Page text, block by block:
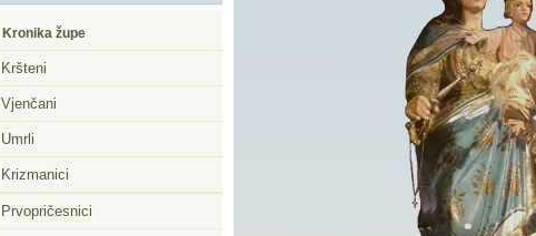
Kronika župe
Kršteni
Vjenčani
Umrli
Krizmanici
Prvopričesnici